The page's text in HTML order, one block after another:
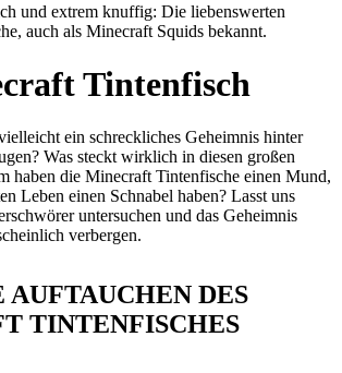
und extrem knuffig: Die liebenswerten
auch als Minecraft Squids bekannt.
Tintenfisch
ein schreckliches Geheimnis hinter
Was steckt wirklich in diesen großen
haben die Minecraft Tintenfische einen Mund,
Leben einen Schnabel haben? Lasst uns
untersuchen und das Geheimnis
verbergen.
AUFTAUCHEN DES
TINTENFISCHES